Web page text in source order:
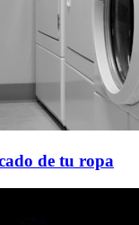
de tu ropa